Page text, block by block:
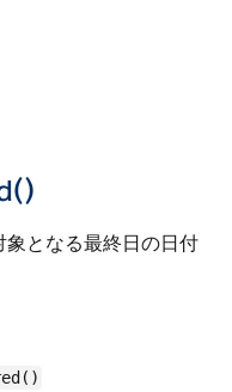
象となる最終日の日付